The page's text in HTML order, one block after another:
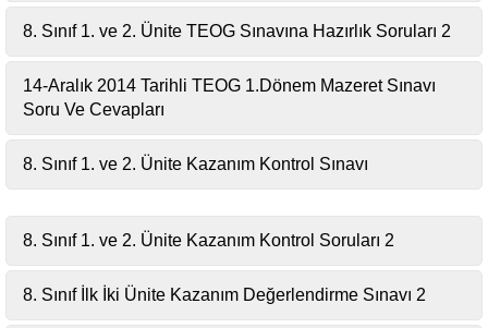
8. Sınıf 1. ve 2. Ünite TEOG Sınavına Hazırlık Soruları 2
14-Aralık 2014 Tarihli TEOG 1.Dönem Mazeret Sınavı
Soru Ve Cevapları
8. Sınıf 1. ve 2. Ünite Kazanım Kontrol Sınavı
8. Sınıf 1. ve 2. Ünite Kazanım Kontrol Soruları 2
8. Sınıf İlk İki Ünite Kazanım Değerlendirme Sınavı 2